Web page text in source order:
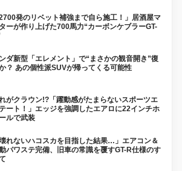
2700発のリベット補強まで自ら施工！」居酒屋マ
ーが作り上げた700馬力“カーボンケブラーGT-
ダ新型「エレメント」で“まさかの観音開き”復
？ あの個性派SUVが帰ってくる可能性
がクラウン!?「躍動感がたまらないスポーツエ
ート！」エッジを強調したエアロに22インチホ
ルで武装
壊れないハコスカを目指した結果…」エアコン＆
パワステ完備、旧車の常識を覆すGT-R仕様のす